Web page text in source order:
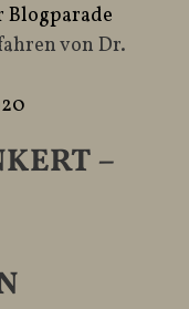
Blogparade
von Dr.
–